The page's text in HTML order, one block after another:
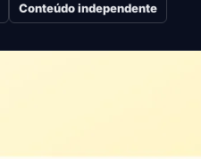
Conteúdo independente